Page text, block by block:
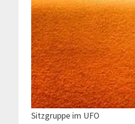
Sitzgruppe im UFO